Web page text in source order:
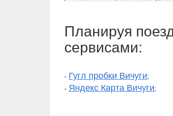
Планируя
сервисами:
- Гугл пробки Вичуги;
- Яндекс Карта Вичуги;